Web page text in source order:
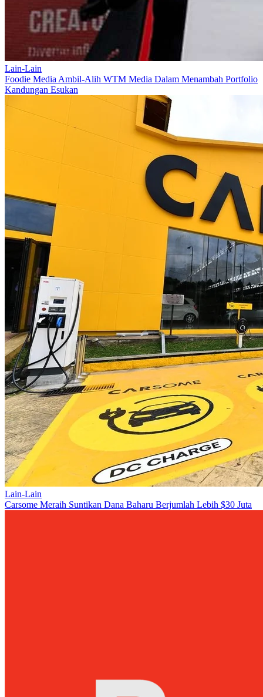
Lain-Lain
Foodie Media Ambil-Alih WTM Media Dalam Menambah Portfolio
Kandungan Esukan
Lain-Lain
Carsome Meraih Suntikan Dana Baharu Berjumlah Lebih $30 Juta